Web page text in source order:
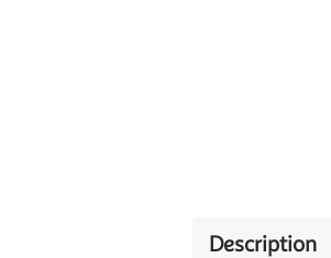
Description